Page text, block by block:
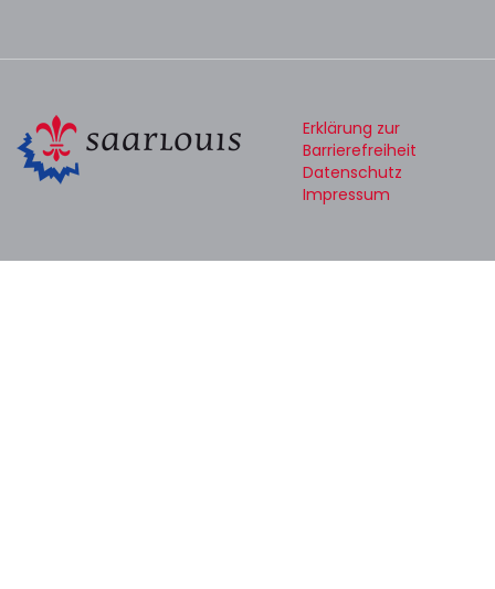
Erklärung zur
Barrierefreiheit
Datenschutz
Impressum